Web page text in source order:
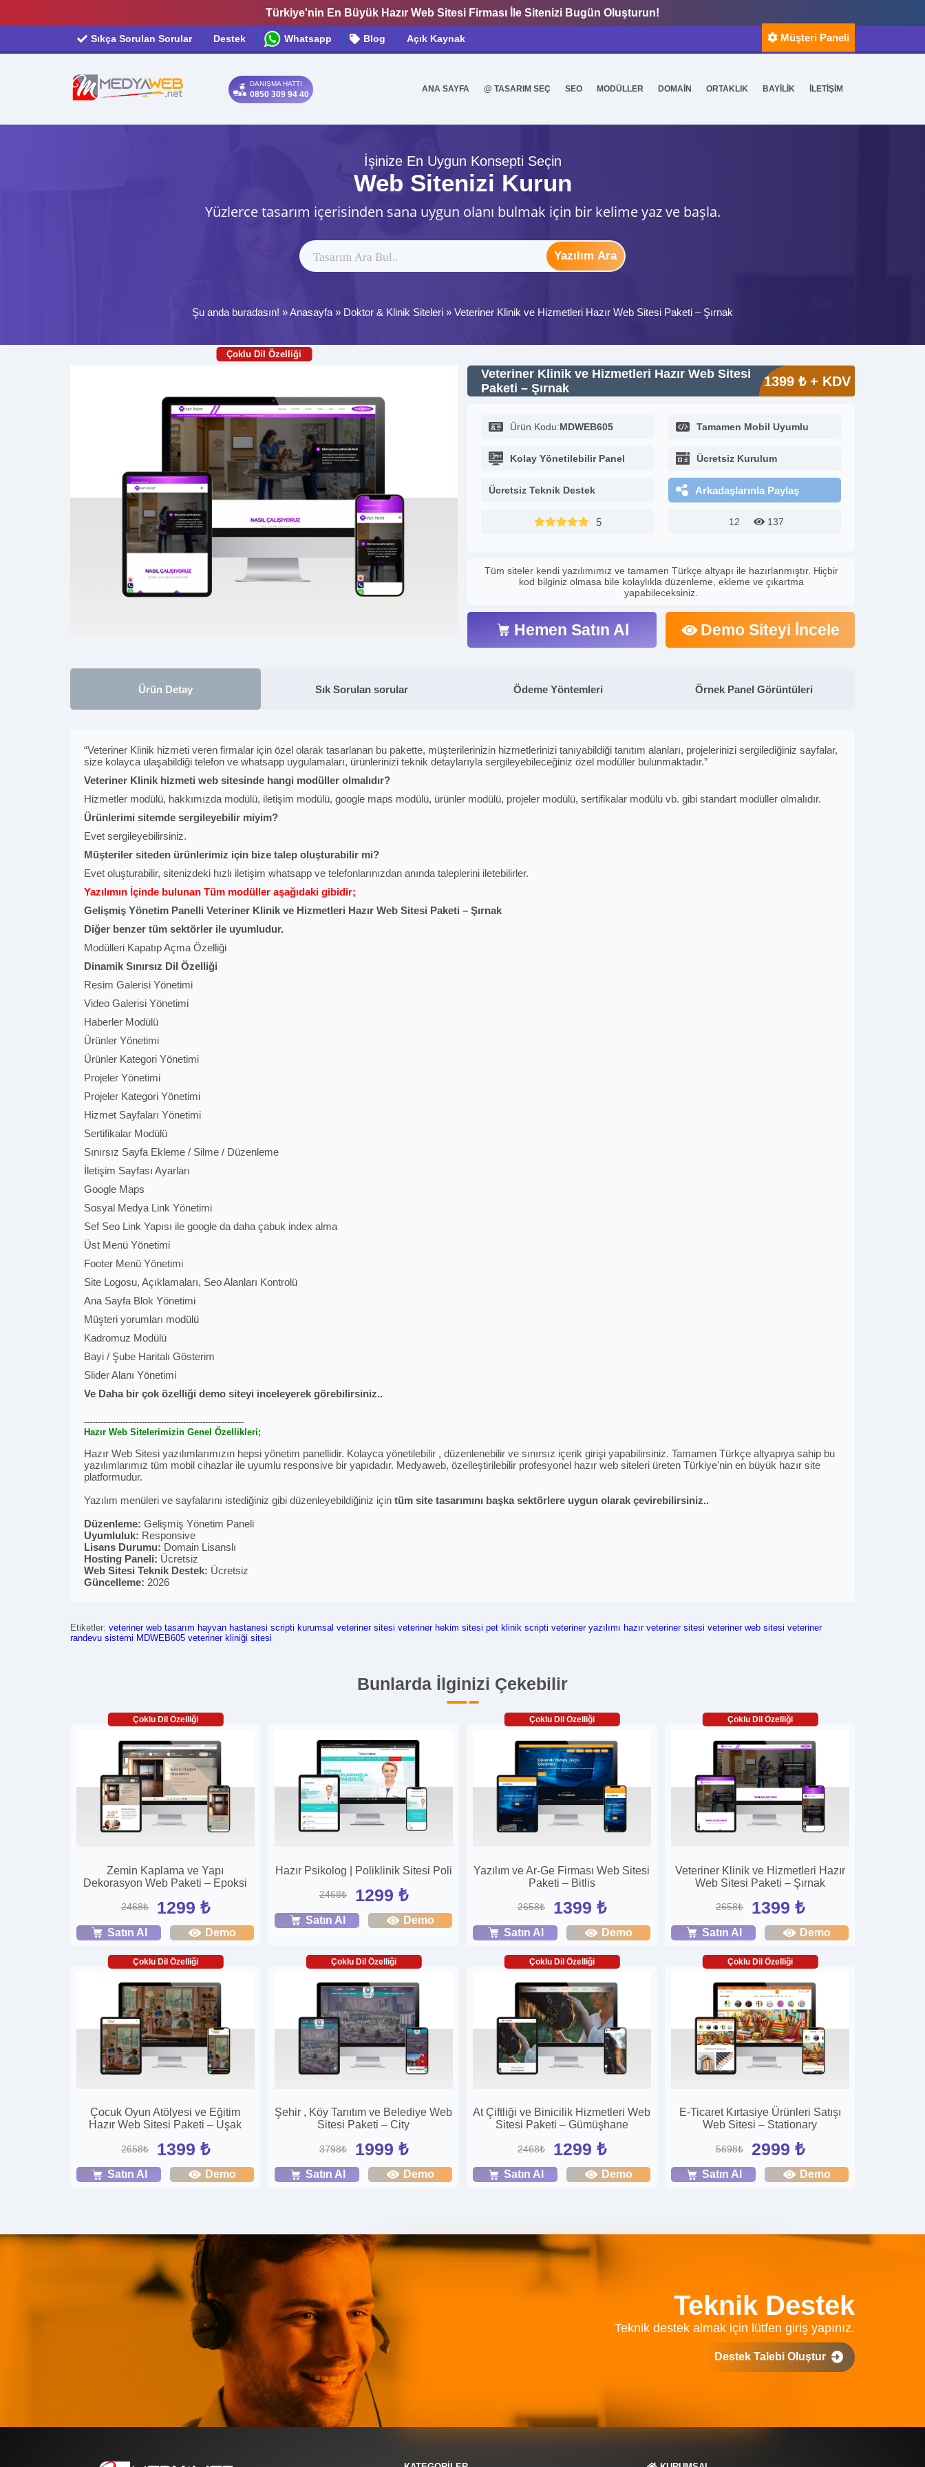
Türkiye'nin En Büyük Hazır Web Sitesi Firması İle Sitenizi Bugün Oluşturun!
Sıkça Sorulan Sorular Destek Whatsapp Blog Açık Kaynak Müşteri Paneli
DANIŞMA HATTI
0850 309 94 40
ANA SAYFA @ TASARIM SEÇ SEO MODÜLLER DOMAİN ORTAKLIK BAYİLİK İLETİŞİM
İşinize En Uygun Konsepti Seçin
Web Sitenizi Kurun
Yüzlerce tasarım içerisinden sana uygun olanı bulmak için bir kelime yaz ve başla.
Yazılım Ara
Şu anda buradasın! »Anasayfa » Doktor & Klinik Siteleri » Veteriner Klinik ve Hizmetleri Hazır Web Sitesi Paketi – Şırnak
Çoklu Dil Özelliği
Veteriner Klinik ve Hizmetleri Hazır Web Sitesi
Paketi – Şırnak
1399 ₺ + KDV
Ürün Kodu:MDWEB605 Tamamen Mobil Uyumlu
Kolay Yönetilebilir Panel Ücretsiz Kurulum
Ücretsiz Teknik Destek Arkadaşlarınla Paylaş
5 12 137
Tüm siteler kendi yazılımımız ve tamamen Türkçe altyapı ile hazırlanmıştır. Hiçbir
kod bilginiz olmasa bile kolaylıkla düzenleme, ekleme ve çıkartma
yapabileceksiniz.
Hemen Satın Al Demo Siteyi İncele
Ürün Detay Sık Sorulan sorular Ödeme Yöntemleri Örnek Panel Görüntüleri
“Veteriner Klinik hizmeti veren firmalar için özel olarak tasarlanan bu pakette, müşterilerinizin hizmetlerinizi tanıyabildiği tanıtım alanları, projelerinizi sergilediğiniz sayfalar,
size kolayca ulaşabildiği telefon ve whatsapp uygulamaları, ürünlerinizi teknik detaylarıyla sergileyebileceğiniz özel modüller bulunmaktadır.”
Veteriner Klinik hizmeti web sitesinde hangi modüller olmalıdır?
Hizmetler modülü, hakkımızda modülü, iletişim modülü, google maps modülü, ürünler modülü, projeler modülü, sertifikalar modülü vb. gibi standart modüller olmalıdır.
Ürünlerimi sitemde sergileyebilir miyim?
Evet sergileyebilirsiniz.
Müşteriler siteden ürünlerimiz için bize talep oluşturabilir mi?
Evet oluşturabilir, sitenizdeki hızlı iletişim whatsapp ve telefonlarınızdan anında taleplerini iletebilirler.
Yazılımın İçinde bulunan Tüm modüller aşağıdaki gibidir;
Gelişmiş Yönetim Panelli Veteriner Klinik ve Hizmetleri Hazır Web Sitesi Paketi – Şırnak
Diğer benzer tüm sektörler ile uyumludur.
Modülleri Kapatıp Açma Özelliği
Dinamik Sınırsız Dil Özelliği
Resim Galerisi Yönetimi
Video Galerisi Yönetimi
Haberler Modülü
Ürünler Yönetimi
Ürünler Kategori Yönetimi
Projeler Yönetimi
Projeler Kategori Yönetimi
Hizmet Sayfaları Yönetimi
Sertifikalar Modülü
Sınırsız Sayfa Ekleme / Silme / Düzenleme
İletişim Sayfası Ayarları
Google Maps
Sosyal Medya Link Yönetimi
Sef Seo Link Yapısı ile google da daha çabuk index alma
Üst Menü Yönetimi
Footer Menü Yönetimi
Site Logosu, Açıklamaları, Seo Alanları Kontrolü
Ana Sayfa Blok Yönetimi
Müşteri yorumları modülü
Kadromuz Modülü
Bayi / Şube Haritalı Gösterim
Slider Alanı Yönetimi
Ve Daha bir çok özelliği demo siteyi inceleyerek görebilirsiniz..
----------------------------------------------------------
Hazır Web Sitelerimizin Genel Özellikleri;
Hazır Web Sitesi yazılımlarımızın hepsi yönetim panellidir. Kolayca yönetilebilir , düzenlenebilir ve sınırsız içerik girişi yapabilirsiniz. Tamamen Türkçe altyapıya sahip bu
yazılımlarımız tüm mobil cihazlar ile uyumlu responsive bir yapıdadır. Medyaweb, özelleştirilebilir profesyonel hazır web siteleri üreten Türkiye'nin en büyük hazır site
platformudur.
Yazılım menüleri ve sayfalarını istediğiniz gibi düzenleyebildiğiniz için tüm site tasarımını başka sektörlere uygun olarak çevirebilirsiniz..
Düzenleme: Gelişmiş Yönetim Paneli
Uyumluluk: Responsive
Lisans Durumu: Domain Lisanslı
Hosting Paneli: Ücretsiz
Web Sitesi Teknik Destek: Ücretsiz
Güncelleme: 2026
Etiketler: veteriner web tasarım hayvan hastanesi scripti kurumsal veteriner sitesi veteriner hekim sitesi pet klinik scripti veteriner yazılımı hazır veteriner sitesi veteriner web sitesi veteriner
randevu sistemi MDWEB605 veteriner kliniği sitesi
Bunlarda İlginizi Çekebilir
Çoklu Dil Özelliği
Zemin Kaplama ve Yapı
Dekorasyon Web Paketi – Epoksi
2468₺ 1299 ₺
Satın Al Demo
Hazır Psikolog | Poliklinik Sitesi Poli
2468₺ 1299 ₺
Satın Al Demo
Çoklu Dil Özelliği
Yazılım ve Ar-Ge Firması Web Sitesi
Paketi – Bitlis
2658₺ 1399 ₺
Satın Al Demo
Çoklu Dil Özelliği
Veteriner Klinik ve Hizmetleri Hazır
Web Sitesi Paketi – Şırnak
2658₺ 1399 ₺
Satın Al Demo
Çoklu Dil Özelliği
Çocuk Oyun Atölyesi ve Eğitim
Hazır Web Sitesi Paketi – Uşak
2658₺ 1399 ₺
Satın Al Demo
Çoklu Dil Özelliği
Şehir , Köy Tanıtım ve Belediye Web
Sitesi Paketi – City
3798₺ 1999 ₺
Satın Al Demo
Çoklu Dil Özelliği
At Çiftliği ve Binicilik Hizmetleri Web
Sitesi Paketi – Gümüşhane
2468₺ 1299 ₺
Satın Al Demo
Çoklu Dil Özelliği
E-Ticaret Kırtasiye Ürünleri Satışı
Web Sitesi – Stationary
5698₺ 2999 ₺
Satın Al Demo
Teknik Destek
Teknik destek almak için lütfen giriş yapınız.
Destek Talebi Oluştur